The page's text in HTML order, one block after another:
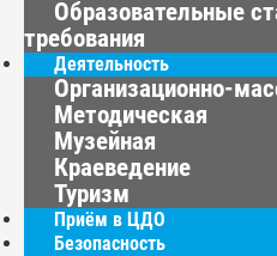
Образовательные
требования
Деятельность
Организационно-
Методическая
Музейная
Краеведение
Туризм
Приём в ЦДО
Безопасность